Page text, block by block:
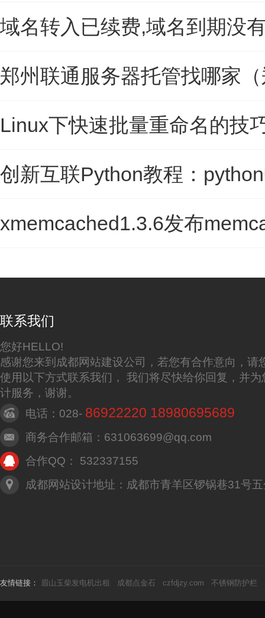
域名转入已续费,域名到期没
郑州联通服务器托管找哪家
Linux下快速批量重命名的技
创新互联Python教程：
xmemcached1.3.6发布
联系我们
您好HELLO!
感谢您来到成都网站建设公司，若您有合作意向，请
使用以下方式联系我们， 我们将尽快给你回复，并
计服务，谢谢。
电话：028- 86922220 18980695689
商务合作邮箱：631063699@qq.com
合作QQ： 532337155
成都网站设计地址：成都市青羊区锣锅巷31号
友情链接： 眉山玉柴发电机出租 成都点金石 czfdjzy.com 不锈钢防护栏